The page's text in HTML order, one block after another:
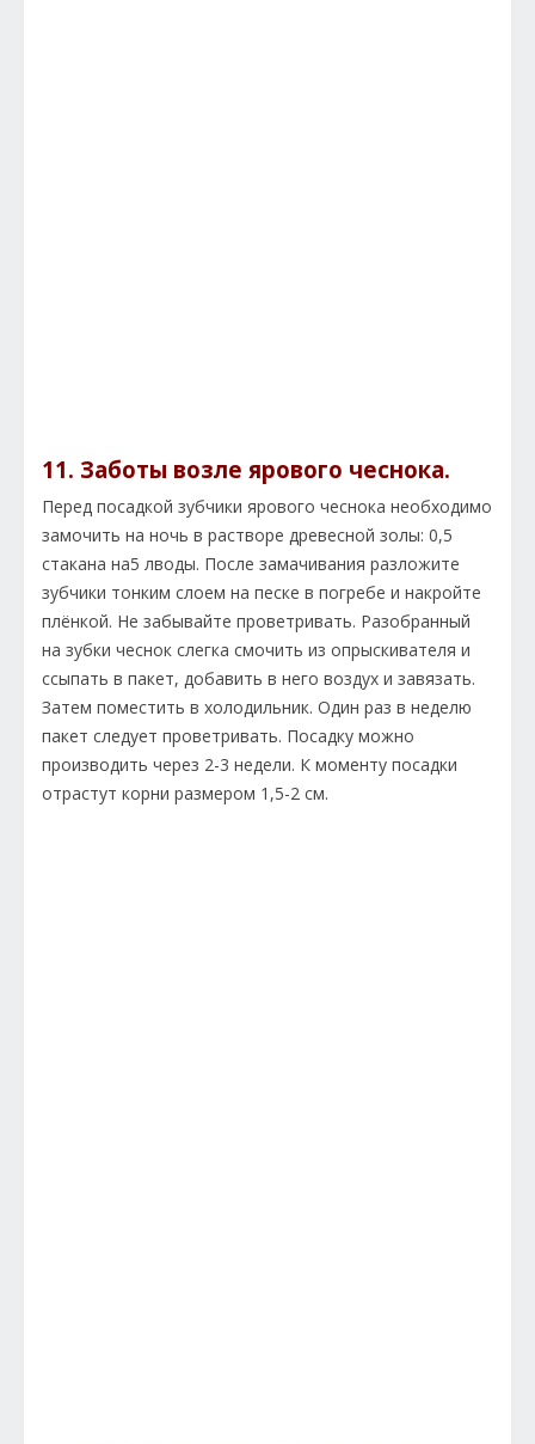
11. Заботы возле ярового чеснока.
Перед посадкой зубчики ярового чеснока необходимо
замочить на ночь в растворе древесной золы: 0,5
стакана на5 лводы. После замачивания разложите
зубчики тонким слоем на песке в погребе и накройте
плёнкой. Не забывайте проветривать. Разобранный
на зубки чеснок слегка смочить из опрыскивателя и
ссыпать в пакет, добавить в него воздух и завязать.
Затем поместить в холодильник. Один раз в неделю
пакет следует проветривать. Посадку можно
производить через 2-3 недели. К моменту посадки
отрастут корни размером 1,5-2 см.